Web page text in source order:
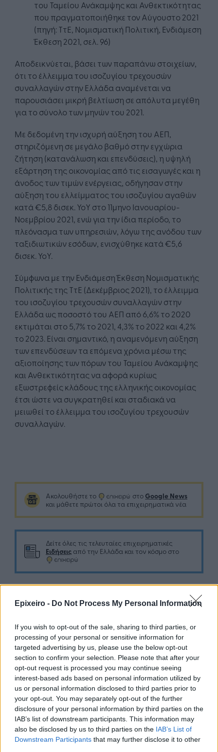
Epixeiro - Do Not Process My Personal Information
If you wish to opt-out of the sale, sharing to third parties, or
processing of your personal or sensitive information for
targeted advertising by us, please use the below opt-out
section to confirm your selection. Please note that after your
opt-out request is processed you may continue seeing
interest-based ads based on personal information utilized by
us or personal information disclosed to third parties prior to
your opt-out. You may separately opt-out of the further
disclosure of your personal information by third parties on the
IAB’s list of downstream participants. This information may
also be disclosed by us to third parties on the IAB’s List of
Downstream Participants that may further disclose it to other
του Ταμείου Ανάκαμψης και Ανθεκτικότητας
που πραγματοποιήθηκε τον Αύγουστο 2021
(πηγή: ΤτΕ, Νομισματική Πολιτική, Ενδιάμεση
Έκθεση 2021, σελ. 96)
Αποδεικνύεται, βάσει των παραπάνω στοιχείων,
ότι το έλλειμμα του ισοζυγίου τρεχουσών
συναλλαγών στην Ελλάδα αναμένεται να
παρουσιάσει μικρή βελτίωση σε απόλυτα μεγέθη
για το σύνολο των μηνών του 2021.
Με δεδομένη την ισχυρή αύξηση του ΑΕΠ,
στηριζόμενη σε μεγάλο βαθμό στην εγχώρια
ζήτηση (κατανάλωση και επενδύσεις), η υψηλή
εξάρτηση της οικονομίας από τις εισαγωγές και η
άνοδος των τιμών ενέργειας, οδήγησαν στην
αύξηση του ελλείμματος του ισοζυγίου αγαθών
κατά €5,8 δισεκ. YoY στο 11μηνο Ιανουαρίου-
Νοεμβρίου 2021, ενώ για την ίδια περίοδο, το
πλεόνασμα των υπηρεσιών, λόγω της ανόδου των
ταξιδιωτικών εσόδων, ενισχύθηκε κατά €5,6
δισεκ. YoY.
Σύμφωνα με την Ενδιάμεση Έκθεση Νομισματικής
Πολιτικής της ΤτΕ (Δεκέμβριος 2021), το έλλειμμα
του ισοζυγίου τρεχουσών συναλλαγών στην
Ελλάδα ως ποσοστό του ΑΕΠ από 6,6% το 2020
εκτιμάται στο 5,7% το 2021, 4,3% το 2022 και 4,2%
το 2023. Είναι σημαντικό, η αναμενόμενη αύξηση
των επενδύσεων τα επόμενα χρόνια μέσω της
αξιοποίησης των πόρων του Ταμείου Ανάκαμψης
και Ανθεκτικότητας να αφορά κυρίως
εξωστρεφείς κλάδους της ελληνικής οικονομίας
έτσι ώστε να συγκρατηθεί και σταδιακά να
μειωθεί το έλλειμμα του ισοζυγίου τρεχουσών
συναλλαγών.
Ακολουθήστε το στο Google News
και μάθετε πρώτοι όλα τα επιχειρηματικά νέα
Δείτε όλες τις τελευταίες επιχειρηματικές
Ειδήσεις από την Ελλάδα και τον κόσμο στο
... σχόλια| Κάνε click για να σχολιάσεις